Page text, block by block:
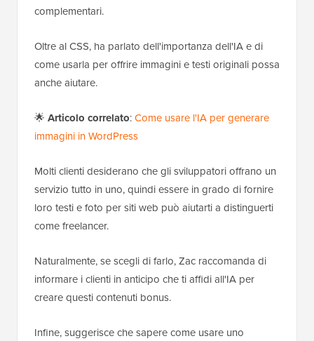
complementari.
Oltre al CSS, ha parlato dell'importanza dell'IA e di
come usarla per offrire immagini e testi originali possa
anche aiutare.
🌟 Articolo correlato:Come usare l'IA per generare
immagini in WordPress
Molti clienti desiderano che gli sviluppatori offrano un
servizio tutto in uno, quindi essere in grado di fornire
loro testi e foto per siti web può aiutarti a distinguerti
come freelancer.
Naturalmente, se scegli di farlo, Zac raccomanda di
informare i clienti in anticipo che ti affidi all'IA per
creare questi contenuti bonus.
Infine, suggerisce che sapere come usare uno